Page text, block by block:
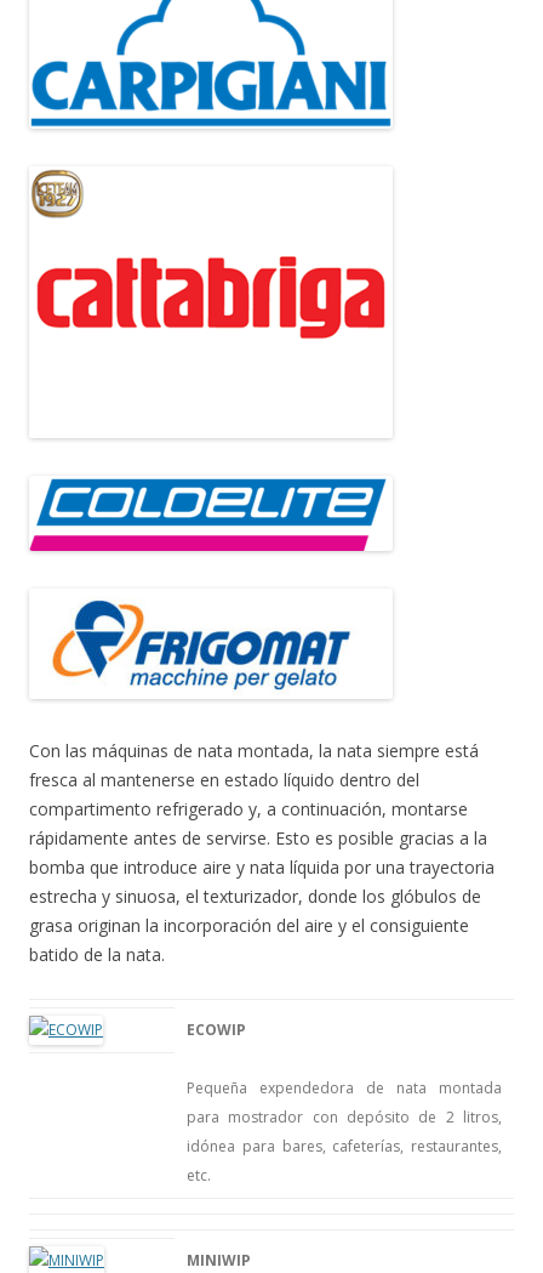
Con las máquinas de nata montada, la nata siempre está
fresca al mantenerse en estado líquido dentro del
compartimento refrigerado y, a continuación, montarse
rápidamente antes de servirse. Esto es posible gracias a la
bomba que introduce aire y nata líquida por una trayectoria
estrecha y sinuosa, el texturizador, donde los glóbulos de
grasa originan la incorporación del aire y el consiguiente
batido de la nata.
ECOWIP
Pequeña expendedora de nata montada
para mostrador con depósito de 2 litros,
idónea para bares, cafeterías, restaurantes,
etc.
MINIWIP